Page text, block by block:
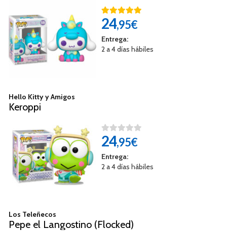
24,95€
Entrega:
2 a 4 días hábiles
Hello Kitty y Amigos
Keroppi
24,95€
Entrega:
2 a 4 días hábiles
Los Teleñecos
Pepe el Langostino (Flocked)